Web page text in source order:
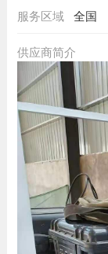
服务区域 全国
供应商简介